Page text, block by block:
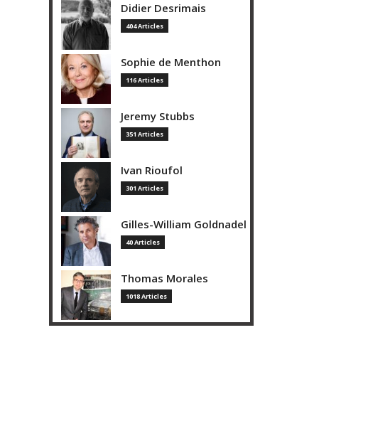
Didier Desrimais
404 Articles
Sophie de Menthon
116 Articles
Jeremy Stubbs
351 Articles
Ivan Rioufol
301 Articles
Gilles-William Goldnadel
40 Articles
Thomas Morales
1018 Articles